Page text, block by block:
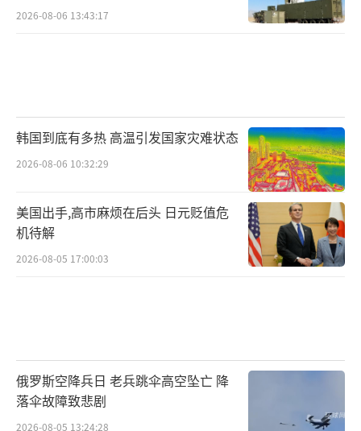
2026-08-06 13:43:17
韩国到底有多热 高温引发国家灾难状态
2026-08-06 10:32:29
美国出手,高市麻烦在后头 日元贬值危
机待解
2026-08-05 17:00:03
俄罗斯空降兵日 老兵跳伞高空坠亡 降
落伞故障致悲剧
2026-08-05 13:24:28